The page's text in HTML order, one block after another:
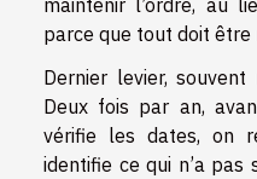
maintenir l’ordre, au
parce que tout doit être
Dernier levier, souvent
Deux fois par an,
vérifie les dates, on
identifie ce qui n’a pas